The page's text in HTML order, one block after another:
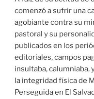
comenzó a sufrir una
agobiante contra su
pastoral y su
publicados en los
editoriales, campos
insultaba, calumniaba,
la integridad física de
Perseguida en El